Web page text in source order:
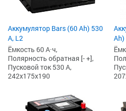
Аккумулятор Bars (60 Ah) 530
А, L2
Ёмкость 60 А·ч,
Полярность обратная [- +],
Пусковой ток 530 А,
242x175x190
Ah)